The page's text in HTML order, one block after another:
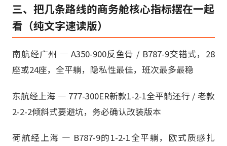
三、把几条路线的商务舱核心指标摆在一起
看（纯文字速读版）
南航经广州 — A350-900反鱼骨 / B787-9交错式，28
座或24座，全平躺，隐私性最佳，班次最多最稳
东航经上海 — 777-300ER新款1-2-1全平躺还行 / 老款
2-2-2倾斜式要避坑，务必确认改装版本
荷航经上海 — B787-9的1-2-1全平躺，欧式质感扎